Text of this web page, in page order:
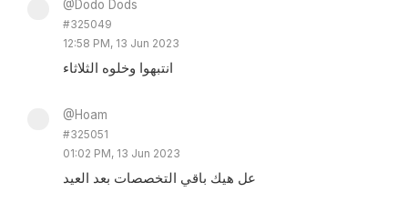
@Dodo Dods
#325049
12:58 PM, 13 Jun 2023
انتبهوا وخلوه الثلاثاء
@Hoam
#325051
01:02 PM, 13 Jun 2023
عل هيك باقي التخصصات بعد العيد